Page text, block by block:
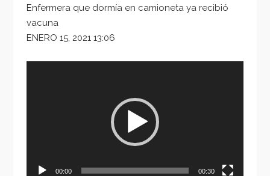
Enfermera que dormía en camioneta ya recibió
vacuna
ENERO 15, 2021 13:06
00:00 00:30